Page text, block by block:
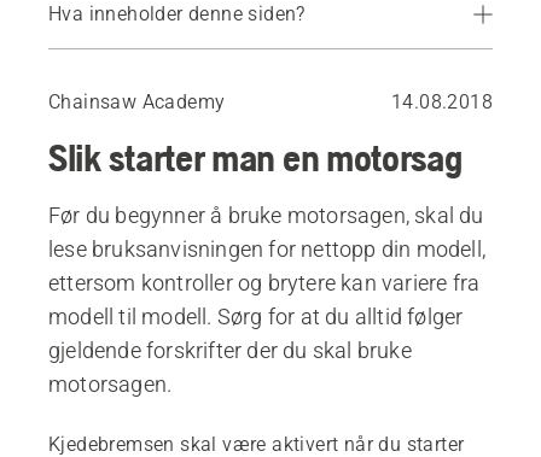
Hva inneholder denne siden?
Starte en varm motor
Inspeksjon før start
Chainsaw Academy 14.08.2018
Slik starter man en motorsag
Før du begynner å bruke motorsagen, skal du
lese bruksanvisningen for nettopp din modell,
ettersom kontroller og brytere kan variere fra
modell til modell. Sørg for at du alltid følger
gjeldende forskrifter der du skal bruke
motorsagen.
Kjedebremsen skal være aktivert når du starter